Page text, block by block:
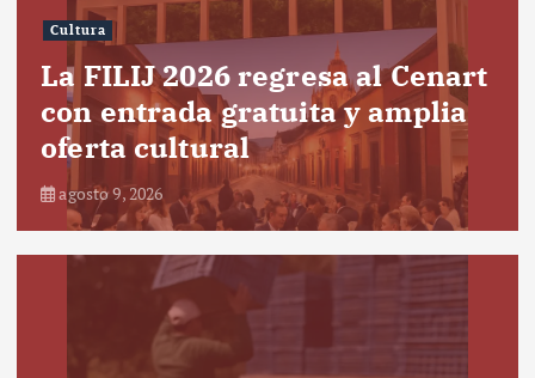
Cultura
La FILIJ 2026 regresa al Cenart
con entrada gratuita y amplia
oferta cultural
agosto 9, 2026